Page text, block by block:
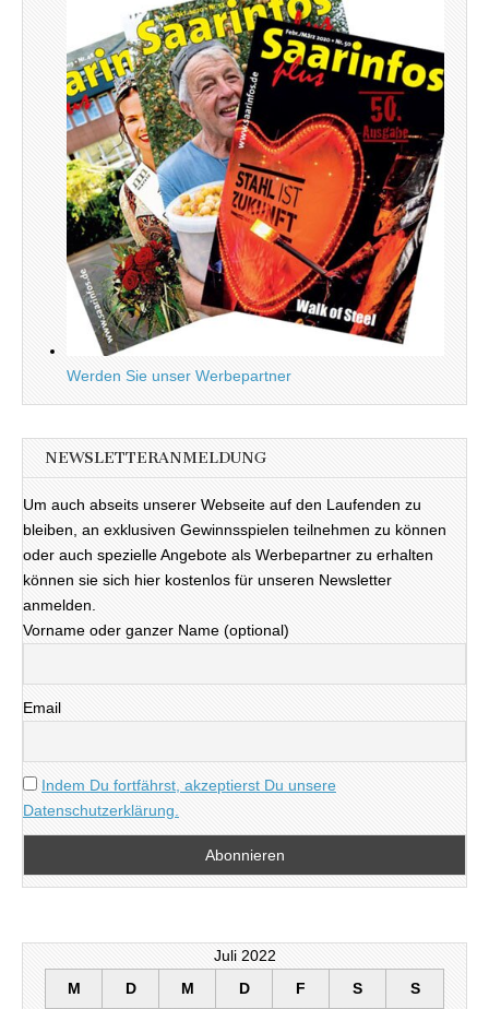
Werden Sie unser Werbepartner
NEWSLETTERANMELDUNG
Um auch abseits unserer Webseite auf den Laufenden zu
bleiben, an exklusiven Gewinnsspielen teilnehmen zu können
oder auch spezielle Angebote als Werbepartner zu erhalten
können sie sich hier kostenlos für unseren Newsletter
anmelden.
Vorname oder ganzer Name (optional)
Email
Indem Du fortfährst, akzeptierst Du unsere
Datenschutzerklärung.
Juli 2022
M
D M D F S S